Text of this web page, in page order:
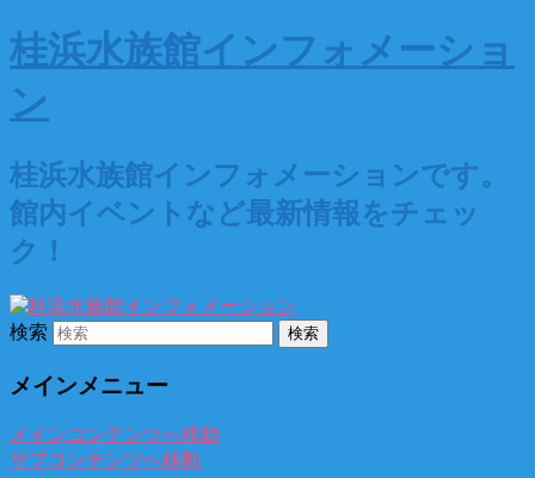
桂浜水族館インフォメーショ
ン
桂浜水族館インフォメーションです。
館内イベントなど最新情報をチェッ
ク！
検索
メインメニュー
メインコンテンツへ移動
サブコンテンツへ移動